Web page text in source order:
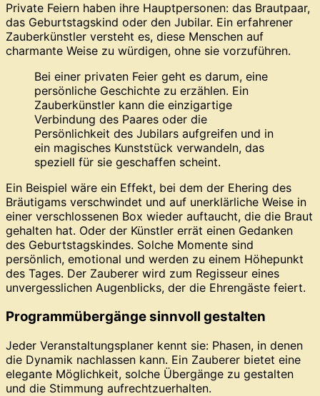
Private Feiern haben ihre Hauptpersonen: das Brautpaar,
das Geburtstagskind oder den Jubilar. Ein erfahrener
Zauberkünstler versteht es, diese Menschen auf
charmante Weise zu würdigen, ohne sie vorzuführen.
Bei einer privaten Feier geht es darum, eine
persönliche Geschichte zu erzählen. Ein
Zauberkünstler kann die einzigartige
Verbindung des Paares oder die
Persönlichkeit des Jubilars aufgreifen und in
ein magisches Kunststück verwandeln, das
speziell für sie geschaffen scheint.
Ein Beispiel wäre ein Effekt, bei dem der Ehering des
Bräutigams verschwindet und auf unerklärliche Weise in
einer verschlossenen Box wieder auftaucht, die die Braut
gehalten hat. Oder der Künstler errät einen Gedanken
des Geburtstagskindes. Solche Momente sind
persönlich, emotional und werden zu einem Höhepunkt
des Tages. Der Zauberer wird zum Regisseur eines
unvergesslichen Augenblicks, der die Ehrengäste feiert.
Programmübergänge sinnvoll gestalten
Jeder Veranstaltungsplaner kennt sie: Phasen, in denen
die Dynamik nachlassen kann. Ein Zauberer bietet eine
elegante Möglichkeit, solche Übergänge zu gestalten
und die Stimmung aufrechtzuerhalten.